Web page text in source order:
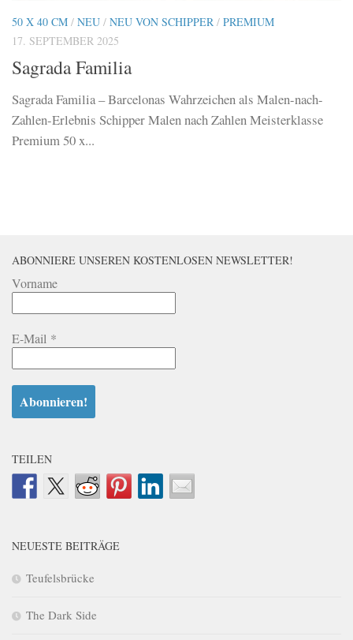
50 X 40 CM / NEU / NEU VON SCHIPPER / PREMIUM
17. SEPTEMBER 2025
Sagrada Familia
Sagrada Familia – Barcelonas Wahrzeichen als Malen-nach-
Zahlen-Erlebnis Schipper Malen nach Zahlen Meisterklasse
Premium 50 x...
ABONNIERE UNSEREN KOSTENLOSEN NEWSLETTER!
Vorname
E-Mail *
TEILEN
NEUESTE BEITRÄGE
Teufelsbrücke
The Dark Side